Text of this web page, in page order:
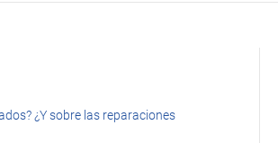
¿Y sobre las reparaciones